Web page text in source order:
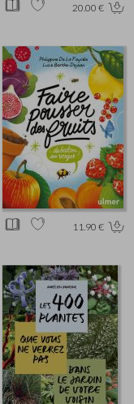
20.00 €
11.90 €